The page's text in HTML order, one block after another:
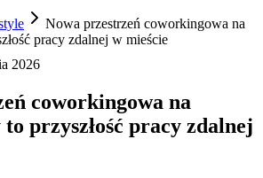
Nowa przestrzeń coworkingowa na
pracy zdalnej w mieście
2026
coworkingowa na
przyszłość pracy zdalnej